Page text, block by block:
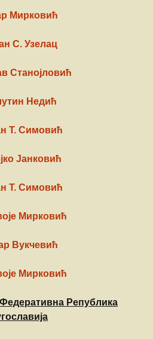
Мирковић
С. Узелац
Станојловић
Недић
Т. Симовић
Јанковић
Т. Симовић
Мирковић
Вукчевић
Мирковић
Република